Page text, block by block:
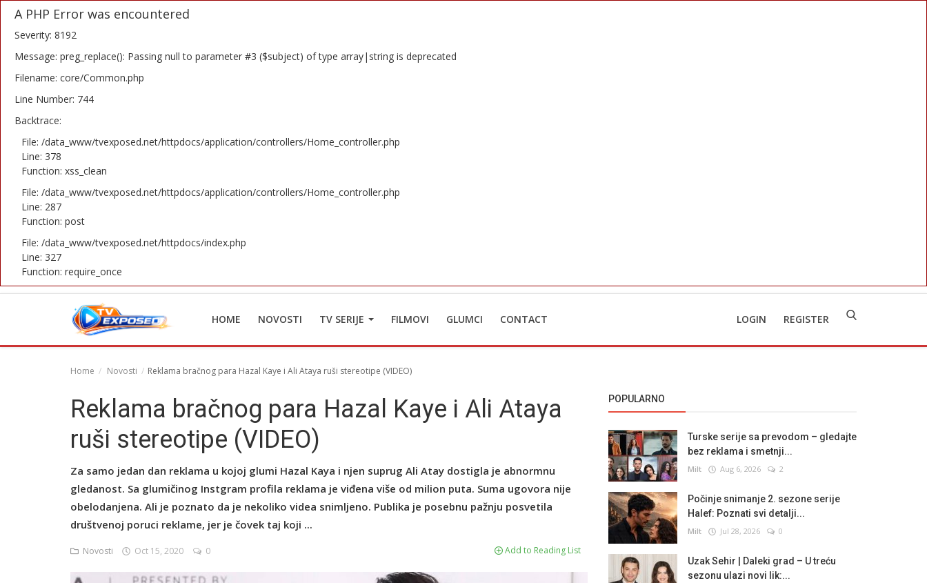
A PHP Error was encountered
Severity: 8192
Message: preg_replace(): Passing null to parameter #3 ($subject) of type array|string is deprecated
Filename: core/Common.php
Line Number: 744
Backtrace:
File: /data_www/tvexposed.net/httpdocs/application/controllers/Home_controller.php
Line: 378
Function: xss_clean
File: /data_www/tvexposed.net/httpdocs/application/controllers/Home_controller.php
Line: 287
Function: post
File: /data_www/tvexposed.net/httpdocs/index.php
Line: 327
Function: require_once
HOME NOVOSTI TV SERIJE FILMOVI GLUMCI CONTACT LOGIN REGISTER
Home
Novosti
TV Serije
Filmovi
Glumci
Contact
Login
English
Home Novosti Reklama bračnog para Hazal Kaye i Ali Ataya ruši stereotipe (VIDEO)
Reklama bračnog para Hazal Kaye i Ali Ataya
ruši stereotipe (VIDEO)
Za samo jedan dan reklama u kojoj glumi Hazal Kaya i njen suprug Ali Atay dostigla je abnormnu
gledanost. Sa glumičinog Instgram profila reklama je viđena više od milion puta. Suma ugovora nije
obelodanjena. Ali je poznato da je nekoliko videa snimljeno. Publika je posebnu pažnju posvetila
društvenoj poruci reklame, jer je čovek taj koji ...
Novosti Oct 15, 2020 0 Add to Reading List
POPULARNO
Turske serije sa prevodom – gledajte
bez reklama i smetnji...
Milt Aug 6, 2026 2
Počinje snimanje 2. sezone serije
Halef: Poznati svi detalji...
Milt Jul 28, 2026 0
Uzak Sehir | Daleki grad – U treću
sezonu ulazi novi lik:...